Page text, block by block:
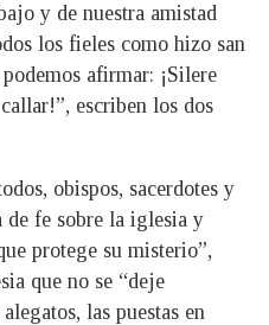
y de nuestra amistad
los fieles como hizo san
afirmar: ¡Silere
escriben los dos
obispos, sacerdotes y
de fe sobre la iglesia y
protege su misterio”,
que no se “deje
las puestas en